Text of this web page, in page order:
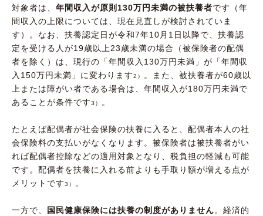
対象者は、 年間収入が原則130万円未満の被扶養者です（年
間収入の上限については、現在見直しが検討されていま
す）。なお、扶養認定日が令和7年10月1日以降で、扶養認
定を受ける人が19歳以上23歳未満の場合（被保険者の配偶
者を除く）は、現行の「年間収入130万円未満」が「年間収
入150万円未満」に変わります2）
。また、被扶養者が60歳以
上または障がい者である場合は、年間収入が180万円未満で
あることが条件です3） 。
たとえば配偶者が社会保険の扶養に入ると、配偶者本人の社
会保険料の支払いがなくなります。被保険者は被扶養者がい
れば配偶者控除などの適用対象となり、税負担の軽減も可能
です。配偶者を扶養に入れる前よりも手取り額が増える点が
メリットです3） 。
一方で、 国民健康保険には扶養の制度がありません。経済的